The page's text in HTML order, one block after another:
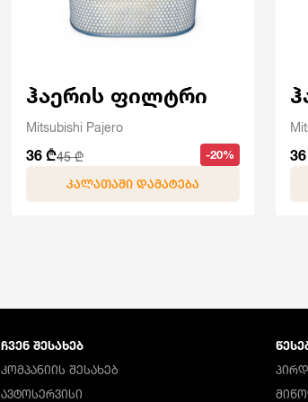
ჰაერის ფილტრი
Mitsubishi Pajero
36 ₾45 ₾ -20%
ᲙᲐᲚᲐᲗᲐᲨᲘ ᲓᲐᲛᲐᲢᲔᲑᲐ
ᲩᲕᲔᲜ ᲨᲔᲡᲐᲮᲔᲑ
ᲙᲝᲛᲞᲐᲜᲘᲘᲡ ᲨᲔᲡᲐᲮᲔᲑ
ᲐᲕᲢᲝᲡᲔᲠᲕᲘᲡᲘ